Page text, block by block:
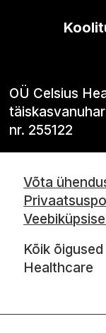
OÜ Celsius
nr. 255122
Võta
Kõik
Healthcare